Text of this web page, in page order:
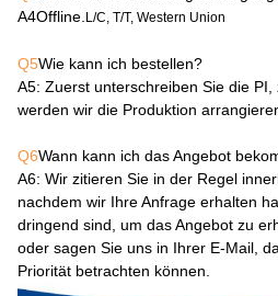
A4Offline. L/C, T/T, Western Union
Q5Wie kann ich bestellen?
A5: Zuerst unterschreiben Sie die
werden wir die Produktion
Q6Wann kann ich das Angebot
A6: Wir zitieren Sie in der Regel
nachdem wir Ihre Anfrage erhalten
dringend sind, um das Angebot zu
oder sagen Sie uns in Ihrer E-Mail,
Priorität betrachten können.